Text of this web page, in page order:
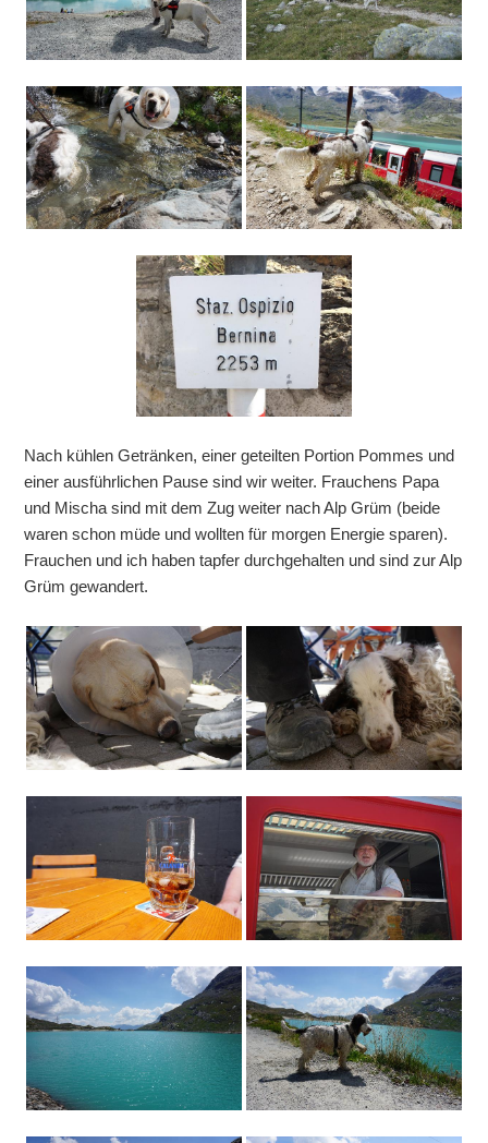
Nach kühlen Getränken, einer geteilten Portion Pommes und
einer ausführlichen Pause sind wir weiter. Frauchens Papa
und Mischa sind mit dem Zug weiter nach Alp Grüm (beide
waren schon müde und wollten für morgen Energie sparen).
Frauchen und ich haben tapfer durchgehalten und sind zur Alp
Grüm gewandert.